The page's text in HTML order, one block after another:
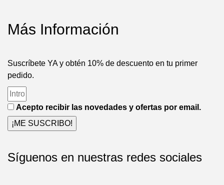
Más Información
Suscríbete YA y obtén 10% de descuento en tu primer
pedido.
Acepto recibir las novedades y ofertas por email.
¡ME SUSCRIBO!
Síguenos en nuestras redes sociales